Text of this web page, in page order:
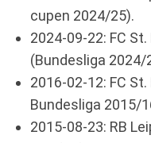
cupen 2024/25).
2024-09-22: FC
(Bundesliga 2024/
2016-02-12: FC
Bundesliga 2015/
2015-08-23: RB